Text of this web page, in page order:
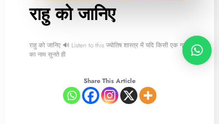
राहु को जानिए
राहु को जानिए 🔊 Listen to this ज्योतिष शास्त्र में यदि किसी एक ग्रह
का नाम सुनते ही
Share This Article